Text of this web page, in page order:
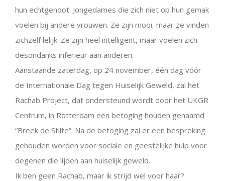
hun echtgenoot. Jongedames die zich niet op hun gemak
voelen bij andere vrouwen. Ze zijn mooi, maar ze vinden
zichzelf lelijk. Ze zijn heel intelligent, maar voelen zich
desondanks inferieur aan anderen.
Aanstaande zaterdag, op 24 november, één dag vóór
de Internationale Dag tegen Huiselijk Geweld, zal het
Rachab Project, dat ondersteund wordt door het UKGR
Centrum, in Rotterdam een betoging houden genaamd
“Breek de Stilte”. Na de betoging zal er een bespreking
gehouden worden voor sociale en geestelijke hulp voor
degenen die lijden aan huiselijk geweld.
Ik ben geen Rachab, maar ik strijd wel voor haar?